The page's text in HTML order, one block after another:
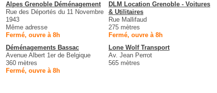
Alpes Grenoble Déménagement
Rue des Déportés du 11 Novembre
1943
Même adresse
Fermé, ouvre à 8h
DLM Location Grenoble - Voitures
& Utilitaires
Rue Mallifaud
275 mètres
Fermé, ouvre à 8h
Déménagements Bassac
Avenue Albert 1er de Belgique
360 mètres
Fermé, ouvre à 8h
Lone Wolf Transport
Av. Jean Perrot
565 mètres